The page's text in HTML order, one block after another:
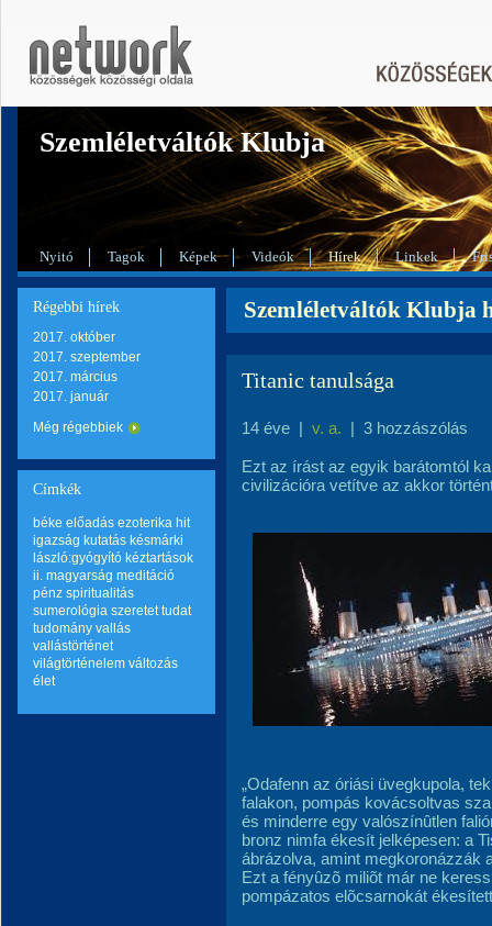
Szemléletváltók Klubja
Nyitó Tagok Képek Videók Hírek Linkek
Régebbi hírek
2017. október
2017. szeptember
2017. március
2017. január
Még régebbiek
Címkék
béke előadás ezoterika hit
igazság kutatás késmárki
lászló:gyógyító kéztartások
ii. magyarság meditáció
pénz spiritualitás
sumerológia szeretet tudat
tudomány vallás
vallástörténet
világtörténelem változás
élet
Szemléletváltók Klubja
Titanic tanulsága
14 éve | v. a. | 3 hozzászólás
Ezt az írást az egyik barátomtól
civilizációra vetítve az akkor
„Odafenn az óriási üvegkupola,
falakon, pompás kovácsoltvas
és minderre egy valószínûtlen
bronz nimfa ékesít jelképesen: a
ábrázolva, amint megkoronázzák
Ezt a fényûzõ miliõt már ne
pompázatos elõcsarnokát